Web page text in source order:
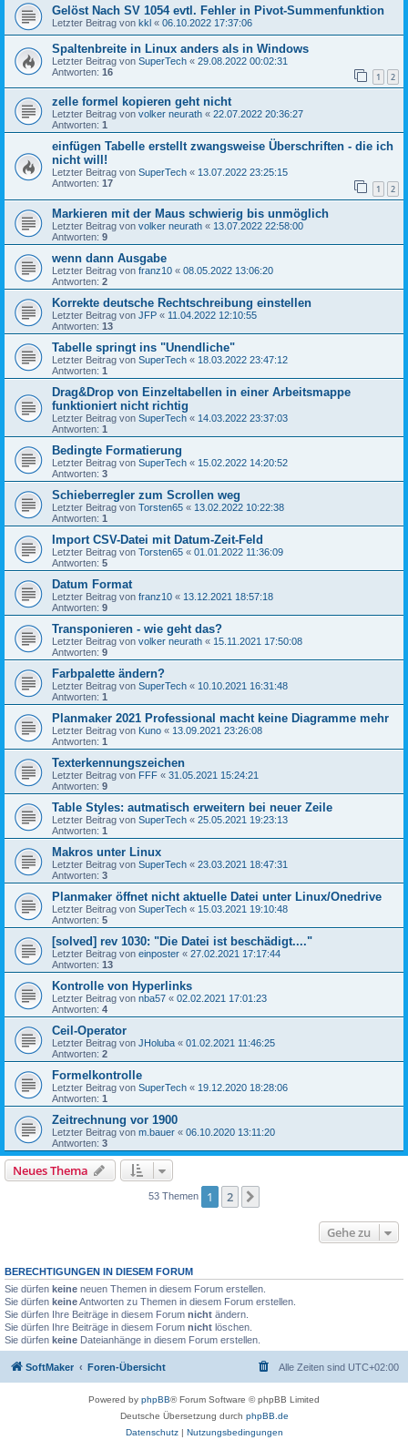
Gelöst Nach SV 1054 evtl. Fehler in Pivot-Summenfunktion
Letzter Beitrag von kkl « 06.10.2022 17:37:06
Spaltenbreite in Linux anders als in Windows
Letzter Beitrag von SuperTech « 29.08.2022 00:02:31
Antworten: 16 1 2
zelle formel kopieren geht nicht
Letzter Beitrag von volker neurath « 22.07.2022 20:36:27
Antworten: 1
einfügen Tabelle erstellt zwangsweise Überschriften - die ich
nicht will!
Letzter Beitrag von SuperTech « 13.07.2022 23:25:15
Antworten: 17 1 2
Markieren mit der Maus schwierig bis unmöglich
Letzter Beitrag von volker neurath « 13.07.2022 22:58:00
Antworten: 9
wenn dann Ausgabe
Letzter Beitrag von franz10 « 08.05.2022 13:06:20
Antworten: 2
Korrekte deutsche Rechtschreibung einstellen
Letzter Beitrag von JFP « 11.04.2022 12:10:55
Antworten: 13
Tabelle springt ins "Unendliche"
Letzter Beitrag von SuperTech « 18.03.2022 23:47:12
Antworten: 1
Drag&Drop von Einzeltabellen in einer Arbeitsmappe
funktioniert nicht richtig
Letzter Beitrag von SuperTech « 14.03.2022 23:37:03
Antworten: 1
Bedingte Formatierung
Letzter Beitrag von SuperTech « 15.02.2022 14:20:52
Antworten: 3
Schieberregler zum Scrollen weg
Letzter Beitrag von Torsten65 « 13.02.2022 10:22:38
Antworten: 1
Import CSV-Datei mit Datum-Zeit-Feld
Letzter Beitrag von Torsten65 « 01.01.2022 11:36:09
Antworten: 5
Datum Format
Letzter Beitrag von franz10 « 13.12.2021 18:57:18
Antworten: 9
Transponieren - wie geht das?
Letzter Beitrag von volker neurath « 15.11.2021 17:50:08
Antworten: 9
Farbpalette ändern?
Letzter Beitrag von SuperTech « 10.10.2021 16:31:48
Antworten: 1
Planmaker 2021 Professional macht keine Diagramme mehr
Letzter Beitrag von Kuno « 13.09.2021 23:26:08
Antworten: 1
Texterkennungszeichen
Letzter Beitrag von FFF « 31.05.2021 15:24:21
Antworten: 9
Table Styles: autmatisch erweitern bei neuer Zeile
Letzter Beitrag von SuperTech « 25.05.2021 19:23:13
Antworten: 1
Makros unter Linux
Letzter Beitrag von SuperTech « 23.03.2021 18:47:31
Antworten: 3
Planmaker öffnet nicht aktuelle Datei unter Linux/Onedrive
Letzter Beitrag von SuperTech « 15.03.2021 19:10:48
Antworten: 5
[solved] rev 1030: "Die Datei ist beschädigt...."
Letzter Beitrag von einposter « 27.02.2021 17:17:44
Antworten: 13
Kontrolle von Hyperlinks
Letzter Beitrag von nba57 « 02.02.2021 17:01:23
Antworten: 4
Ceil-Operator
Letzter Beitrag von JHoluba « 01.02.2021 11:46:25
Antworten: 2
Formelkontrolle
Letzter Beitrag von SuperTech « 19.12.2020 18:28:06
Antworten: 1
Zeitrechnung vor 1900
Letzter Beitrag von m.bauer « 06.10.2020 13:11:20
Antworten: 3
Neues Thema
53 Themen 1 2
Gehe zu
BERECHTIGUNGEN IN DIESEM FORUM
Sie dürfen keine neuen Themen in diesem Forum erstellen.
Sie dürfen keineAntworten zu Themen in diesem Forum erstellen.
Sie dürfen Ihre Beiträge in diesem Forum nicht ändern.
Sie dürfen Ihre Beiträge in diesem Forum nicht löschen.
Sie dürfen keine Dateianhänge in diesem Forum erstellen.
SoftMaker Foren-Übersicht Alle Zeiten sind UTC+02:00
Powered by phpBB® Forum Software © phpBB Limited
Deutsche Übersetzung durch phpBB.de
Datenschutz| Nutzungsbedingungen